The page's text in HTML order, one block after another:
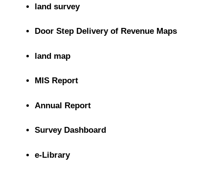
land survey
Door Step Delivery of Revenue Maps
land map
MIS Report
Annual Report
Survey Dashboard
e-Library